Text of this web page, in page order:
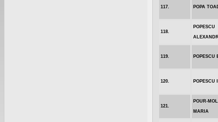
117. POPA
118.
POPESCU
119. POPESCU
120. POPESCU
121.
POUR-
MARIA